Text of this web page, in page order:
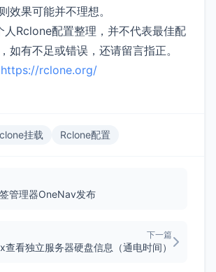
效果可能并不理想。
Rclone配置整理，并不代表最佳配
如有不足或错误，还请留言指正。
https://rclone.org/
挂载 Rclone配置
管理器OneNav发布
下一篇
查看独立服务器硬盘信息（通电时间）